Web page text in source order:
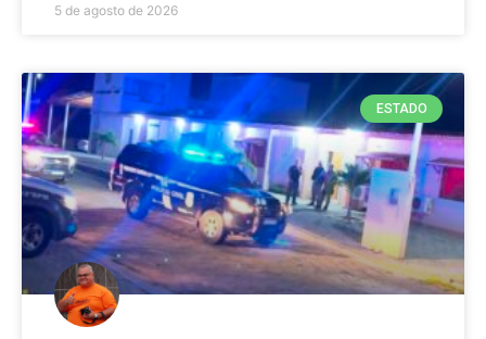
5 de agosto de 2026
ESTADO